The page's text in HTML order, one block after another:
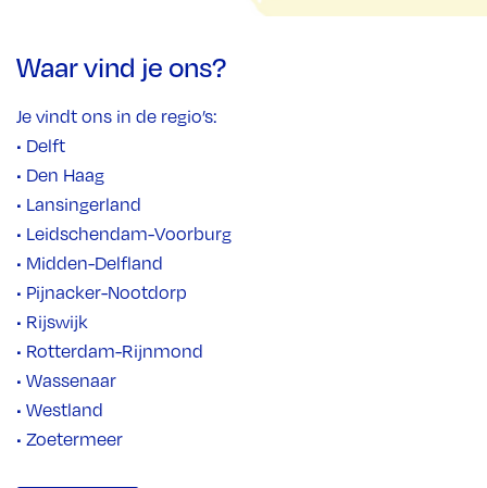
Waar vind je ons?
Je vindt ons in de regio’s:
• Delft
• Den Haag
• Lansingerland
• Leidschendam-Voorburg
• Midden-Delfland
• Pijnacker-Nootdorp
• Rijswijk
• Rotterdam-Rijnmond
• Wassenaar
• Westland
• Zoetermeer